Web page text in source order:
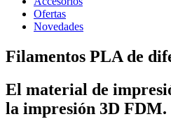
Ofertas
Novedades
Filamentos PLA de
El material de
la impresión 3D FDM.